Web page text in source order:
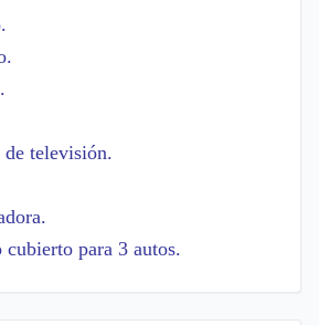
televisión.
cubierto para 3 autos.